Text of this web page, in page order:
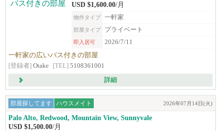
USD $1,600.00/月
物件タイプ 一軒家
部屋タイプ プライベート
即入居可 2026/7/11
一軒家の広いバス付きの部屋
[登録者] Otake [TEL] 5108361001
詳細
部屋探してます ハウスメイト 2026年07月14日(火)
Palo Alto, Redwood, Mountain View, Sunnyvale
USD $1,500.00/月